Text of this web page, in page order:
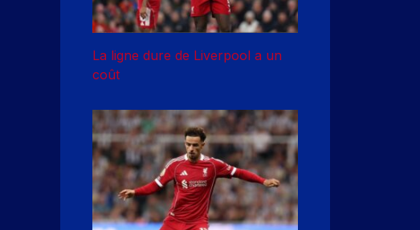
La ligne dure de Liverpool a un
coût